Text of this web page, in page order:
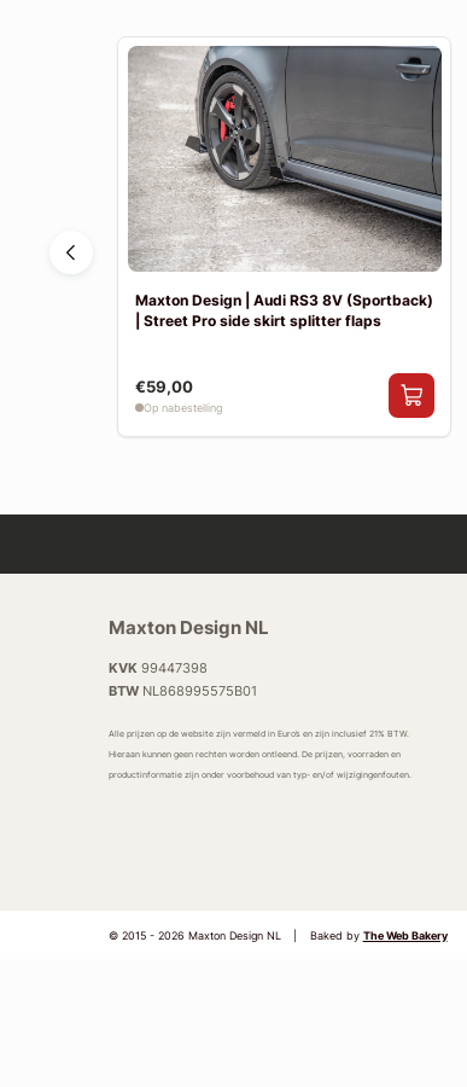
Maxton Design | Audi RS3 8V (Sportback)
| Street Pro side skirt splitter flaps
€59,00
Op nabestelling
Maxton Design NL
KVK 99447398
BTWNL868995575B01
Alle prijzen op de website zijn vermeld in Euro’s en zijn inclusief 21% BTW.
Hieraan kunnen geen rechten worden ontleend. De prijzen, voorraden en
productinformatie zijn onder voorbehoud van typ- en/of wijzigingenfouten.
© 2015 - 2026 Maxton Design NL Baked by The Web Bakery